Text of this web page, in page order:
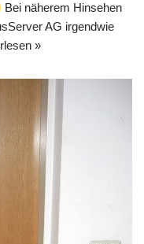
Bei näherem Hinsehen
AG irgendwie
»